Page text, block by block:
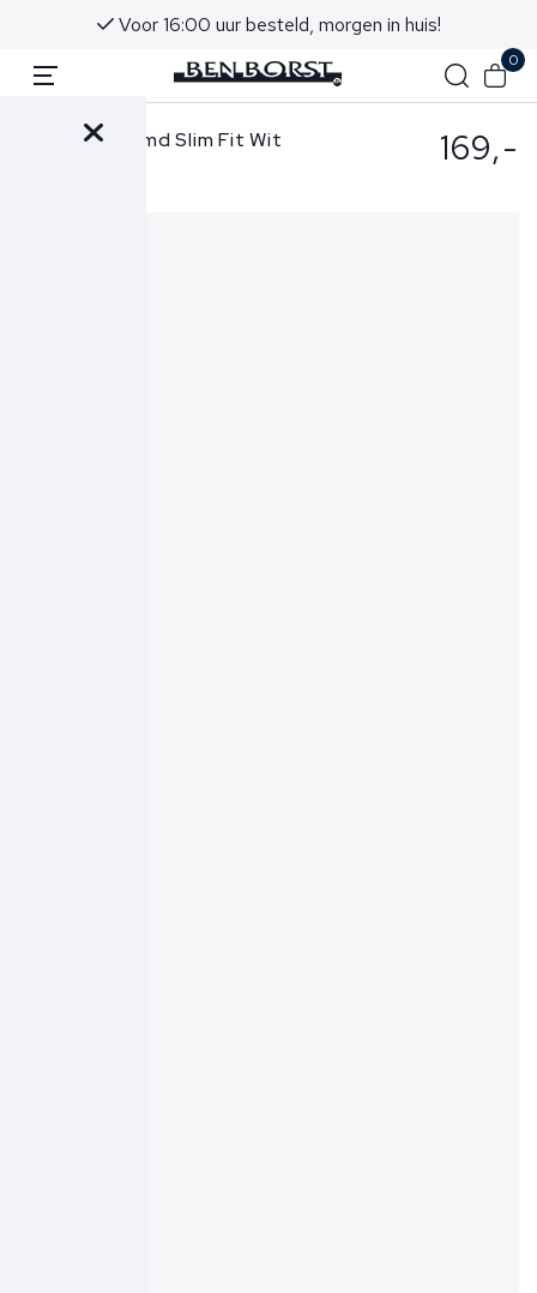
Voor 16:00 uur besteld, morgen in huis!
0
Eton Overhemd Slim Fit Wit 169,-